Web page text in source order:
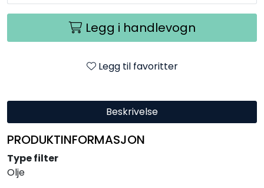
Legg i handlevogn
Legg til favoritter
Beskrivelse
PRODUKTINFORMASJON
Type filter
Olje